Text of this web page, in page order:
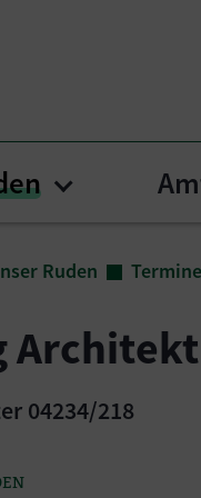
Submenu
Ruden Termine
Architekt
04234/218